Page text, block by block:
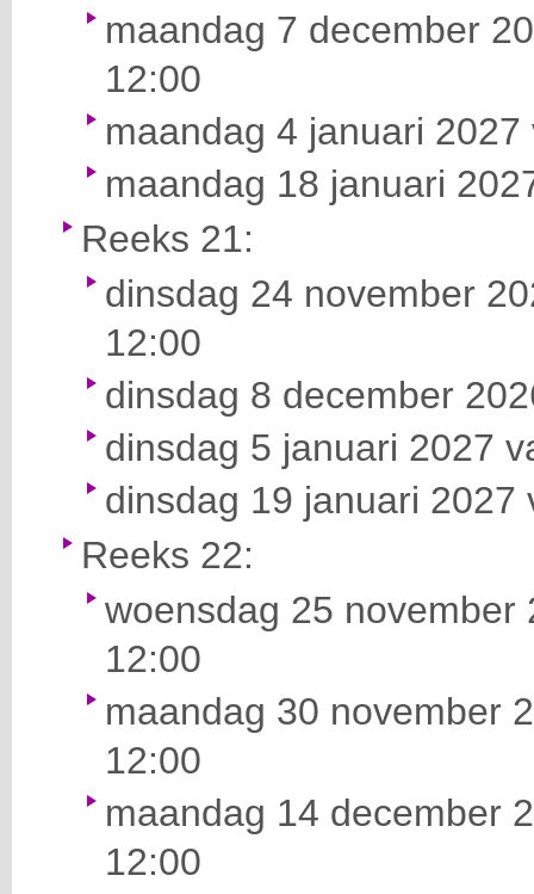
maandag 7 december
12:00
maandag 4 januari
maandag 18 januari
Reeks 21:
dinsdag 24 november
12:00
dinsdag 8 december
dinsdag 5 januari 2027
dinsdag 19 januari 2027
Reeks 22:
woensdag 25 november
12:00
maandag 30 november
12:00
maandag 14 december
12:00